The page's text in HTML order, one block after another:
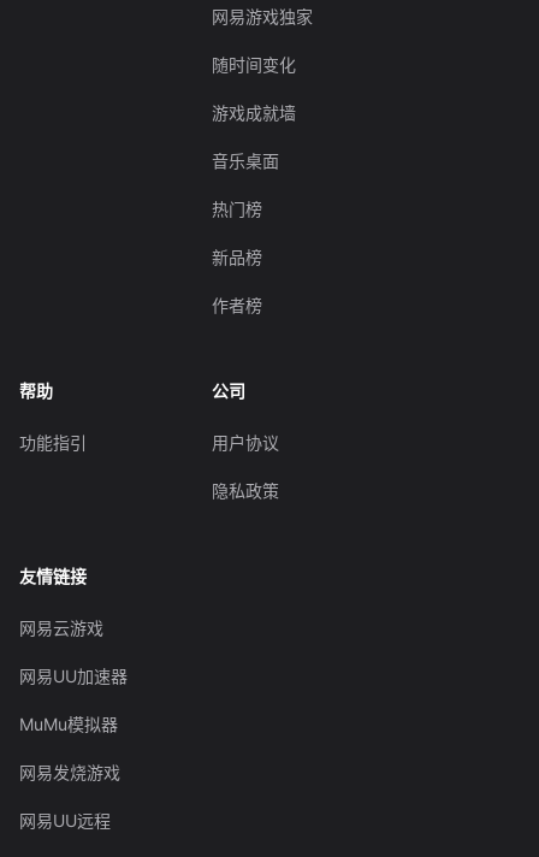
网易游戏独家
随时间变化
游戏成就墙
音乐桌面
热门榜
新品榜
作者榜
帮助
功能指引
公司
用户协议
隐私政策
友情链接
网易云游戏
网易UU加速器
MuMu模拟器
网易发烧游戏
网易UU远程